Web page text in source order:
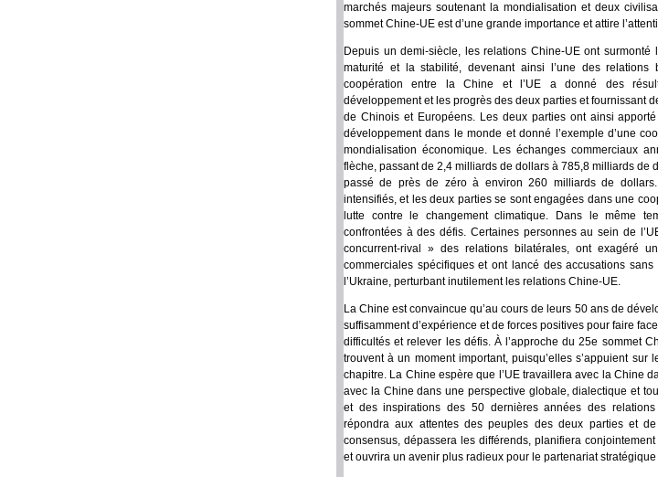
marchés majeurs soutenant la mondialisation et deux
sommet Chine-UE est d’une grande importance et attire
Depuis un demi-siècle, les relations Chine-UE ont
maturité et la stabilité, devenant ainsi l’une des
coopération entre la Chine et l’UE a donné des
développement et les progrès des deux parties et fournissant
de Chinois et Européens. Les deux parties ont ainsi
développement dans le monde et donné l’exemple d’une
mondialisation économique. Les échanges commerciaux
flèche, passant de 2,4 milliards de dollars à 785,8 milliards de
passé de près de zéro à environ 260 milliards de
intensifiés, et les deux parties se sont engagées dans une
lutte contre le changement climatique. Dans le même
confrontées à des défis. Certaines personnes au sein de
concurrent-rival » des relations bilatérales, ont exagéré
commerciales spécifiques et ont lancé des accusations
l’Ukraine, perturbant inutilement les relations Chine-UE.
La Chine est convaincue qu’au cours de leurs 50 ans de
suffisamment d’expérience et de forces positives pour faire
difficultés et relever les défis. À l’approche du 25e sommet
trouvent à un moment important, puisqu’elles s’appuient
chapitre. La Chine espère que l’UE travaillera avec la Chine
avec la Chine dans une perspective globale, dialectique et
et des inspirations des 50 dernières années des
répondra aux attentes des peuples des deux parties et
consensus, dépassera les différends, planifiera
et ouvrira un avenir plus radieux pour le partenariat